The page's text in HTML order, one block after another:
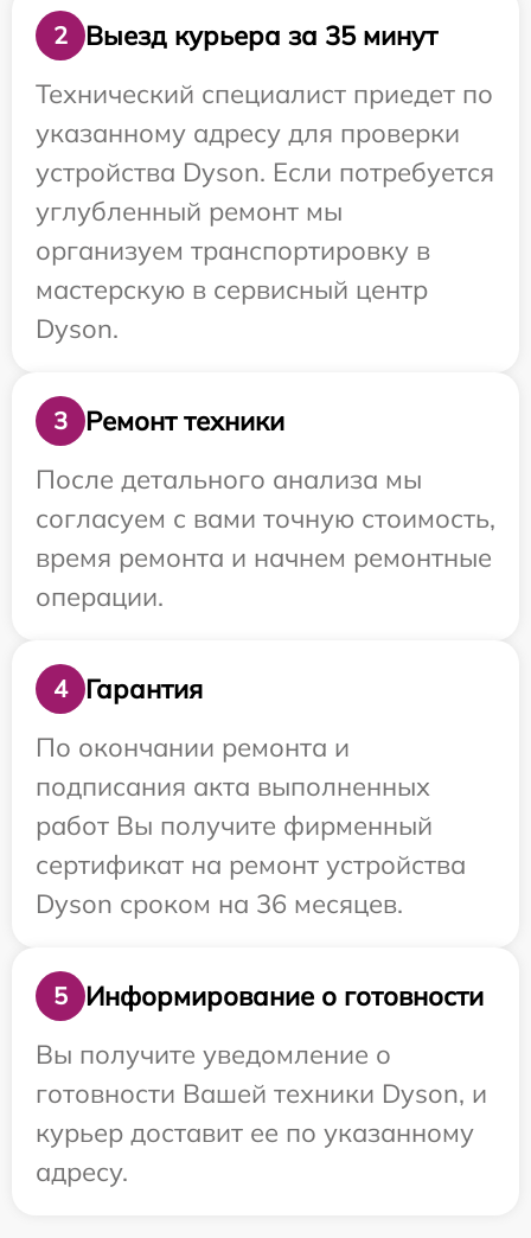
2
Выезд курьера за 35 минут
Технический специалист приедет по
указанному адресу для проверки
устройства Dyson. Если потребуется
углубленный ремонт мы
организуем транспортировку в
мастерскую в сервисный центр
Dyson.
3
Ремонт техники
После детального анализа мы
согласуем с вами точную стоимость,
время ремонта и начнем ремонтные
операции.
4
Гарантия
По окончании ремонта и
подписания акта выполненных
работ Вы получите фирменный
сертификат на ремонт устройства
Dyson сроком на 36 месяцев.
5
Информирование о готовности
Вы получите уведомление о
готовности Вашей техники Dyson, и
курьер доставит ее по указанному
адресу.